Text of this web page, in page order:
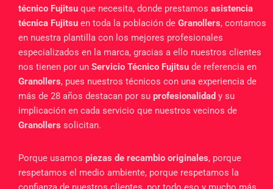
técnico Fujitsu que necesita, donde prestamos asistencia
técnica Fujitsu en toda la población de Granollers, contamos
en nuestra plantilla con los mejores profesionales
especializados en la marca, gracias a ello nuestros clientes
nos tienen por un Servicio Técnico Fujitsu de referencia en
Granollers, pues nuestros técnicos con una experiencia de
más de 28 años destacan por su profesionalidad y su
implicación en cada servicio que nuestros vecinos de
Granollers solicitan.
Porque usamos piezas de recambio originales, porque
respetamos el medio ambiente, porque respetamos la